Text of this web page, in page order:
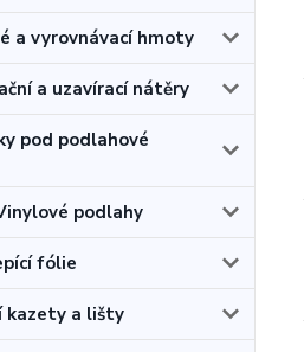
a vyrovnávací hmoty
a uzavírací nátěry
pod podlahové
podlahy
fólie
kazety a lišty